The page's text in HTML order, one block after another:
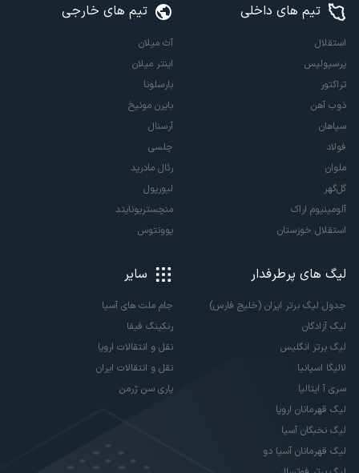
تیم های داخلی
استقلال
پرسپولیس
تراکتور
ذوب آهن
سپاهان
فولاد
ملوان
گل‌گهر
آلومینیوم اراک
استقلال خوزستان
تیم های خارجی
آث میلان
اینتر میلان
بارسلونا
بایرن مونیخ
آرسنال
چلسی
رئال مادرید
لیورپول
منچستریونایتد
یوونتوس
لیگ های پرطرفدار
جدول لیگ برتر ایران (خلیج فارس)
لیگ آزادگان
لیگ برتر انگلیس
لالیگا اسپانیا
سری آ ایتالیا
لیگ قهرمانان اروپا
لیگ نخبگان آسیا
لیگ قهرمانان آسیا دو
سایر
جام ملت های آسیا
رنکینگ فیفا
نقل و انتقالات اروپا
نقل و انتقالات ایران
پاری سن ژرمن